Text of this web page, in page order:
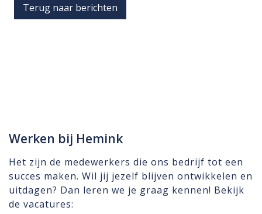
Terug naar berichten
Werken bij Hemink
Het zijn de medewerkers die ons bedrijf tot een
succes maken. Wil jij jezelf blijven ontwikkelen en
uitdagen? Dan leren we je graag kennen! Bekijk
de vacatures: